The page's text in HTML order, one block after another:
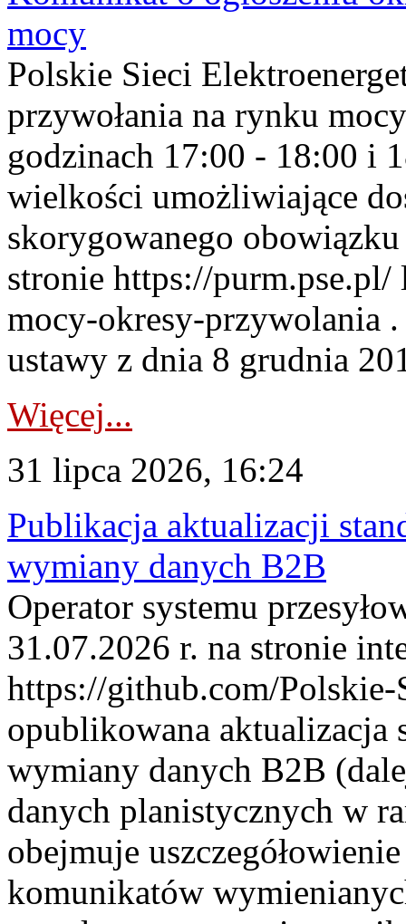
mocy
Polskie Sieci
przywołania na rynku
godzinach 17:00 - 18:00 i
wielkości umożliwiające
skorygowanego
stronie https://
mocy-okresy-przywolania
ustawy z dnia 8 grudnia
Więcej...
31 lipca 2026, 16:24
Publikacja aktualizacji
wymiany danych B2B
Operator systemu
31.07.2026 r. na stronie
https://github.com/Polskie-
opublikowana aktualizacja
wymiany danych B2B
danych planistycznych w
obejmuje
komunikatów